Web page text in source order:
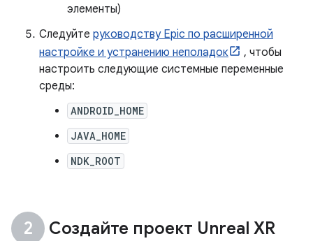
элементы)
Следуйте руководству Epic по расширенной
настройке и устранению неполадок
, чтобы
настроить следующие системные переменные
среды:
ANDROID_HOME
JAVA_HOME
NDK_ROOT
Создайте проект Unreal XR